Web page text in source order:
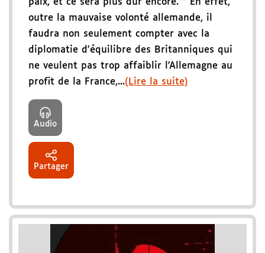
paix, et ce sera plus dur encore. " En effet,
outre la mauvaise volonté allemande, il
faudra non seulement compter avec la
diplomatie d'équilibre des Britanniques qui
ne veulent pas trop affaiblir l'Allemagne au
profit de la France,...(Lire la suite)
Audio
Partager